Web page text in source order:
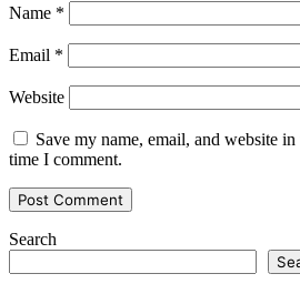
Name *
Email *
Website
Save my name, email, and website
time I comment.
Search